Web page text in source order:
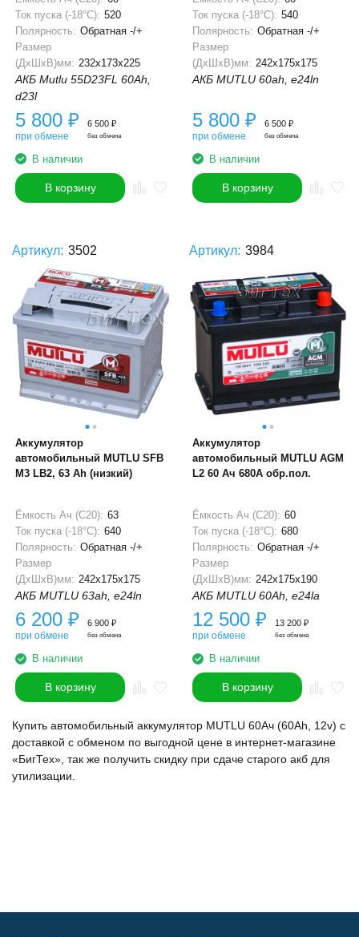
Ток пуска (-18°С): 520
Полярность: Обратная -/+
Размер
(ДхШхВ)мм: 232x173x225
АКБ Mutlu 55D23FL 60Ah,
d23l
5 800 ₽
при обмене
6 500 ₽
без обмена
В наличии
В корзину
Ток пуска (-18°С): 540
Полярность: Обратная -/+
Размер
(ДхШхВ)мм: 242x175x175
АКБ MUTLU 60ah, e24ln
5 800 ₽
при обмене
6 500 ₽
без обмена
В наличии
В корзину
Артикул: 3502
Аккумулятор
автомобильный MUTLU SFB
M3 LB2, 63 Ah (низкий)
Ёмкость Ач (С20): 63
Ток пуска (-18°С): 640
Полярность: Обратная -/+
Размер
(ДхШхВ)мм: 242x175x175
АКБ MUTLU 63ah, e24ln
6 200 ₽
при обмене
6 900 ₽
без обмена
В наличии
В корзину
Артикул: 3984
Аккумулятор
автомобильный MUTLU AGM
L2 60 Ач 680A обр.пол.
Ёмкость Ач (С20): 60
Ток пуска (-18°С): 680
Полярность: Обратная -/+
Размер
(ДхШхВ)мм: 242x175x190
АКБ MUTLU 60Ah, e24la
12 500 ₽
при обмене
13 200 ₽
без обмена
В наличии
В корзину
Купить автомобильный аккумулятор MUTLU 60Ач (60Ah, 12v) с
доставкой с обменом по выгодной цене в интернет-магазине
«БигТех», так же получить скидку при сдаче старого акб для
утилизации.